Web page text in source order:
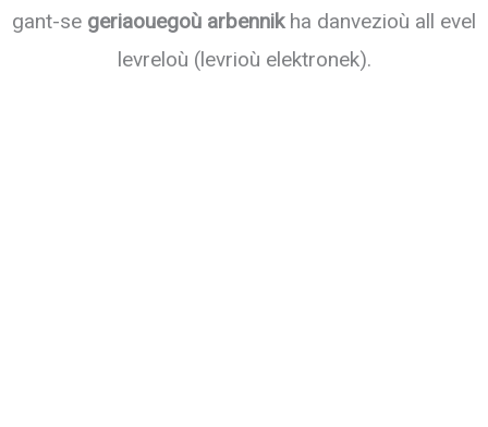
gant-se geriaouegoù arbennikha danvezioù all evel
levreloù (levrioù elektronek).